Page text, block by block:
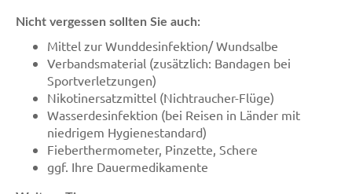
Nicht vergessen sollten Sie auch:
Mittel zur Wunddesinfektion/ Wundsalbe
Verbandsmaterial (zusätzlich: Bandagen bei
Sportverletzungen)
Nikotinersatzmittel (Nichtraucher-Flüge)
Wasserdesinfektion (bei Reisen in Länder mit
niedrigem Hygienestandard)
Fieberthermometer, Pinzette, Schere
ggf. Ihre Dauermedikamente